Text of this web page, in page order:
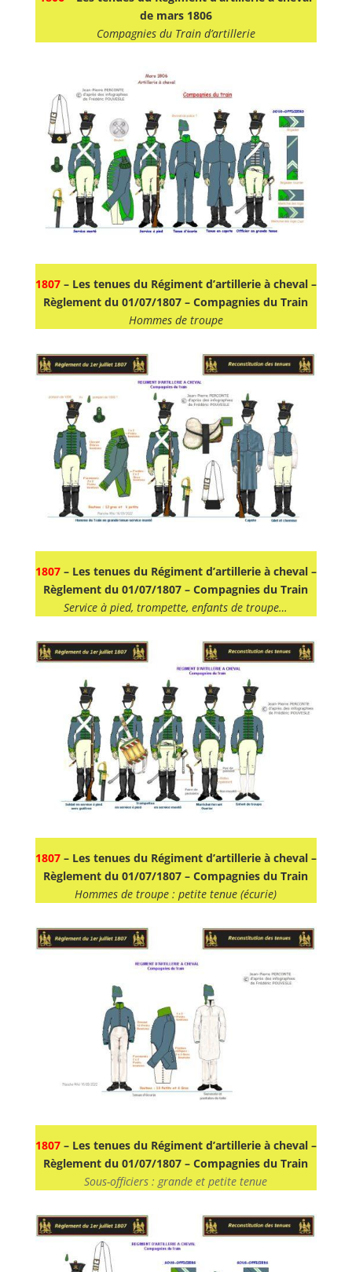
de mars 1806
Compagnies du Train d’artillerie
1807 – Les tenues du Régiment d’artillerie à cheval –
Règlement du 01/07/1807 – Compagnies du Train
Hommes de troupe
1807 – Les tenues du Régiment d’artillerie à cheval –
Règlement du 01/07/1807 – Compagnies du Train
Service à pied, trompette, enfants de troupe…
1807 – Les tenues du Régiment d’artillerie à cheval –
Règlement du 01/07/1807 – Compagnies du Train
Hommes de troupe : petite tenue (écurie)
1807 – Les tenues du Régiment d’artillerie à cheval –
Règlement du 01/07/1807 – Compagnies du Train
Sous-officiers : grande et petite tenue​